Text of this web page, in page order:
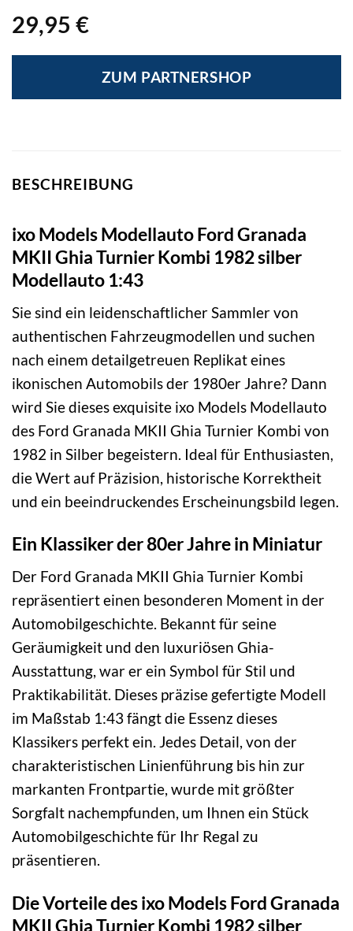
29,95 €
ZUM PARTNERSHOP
BESCHREIBUNG
ixo Models Modellauto Ford Granada
MKII Ghia Turnier Kombi 1982 silber
Modellauto 1:43
Sie sind ein leidenschaftlicher Sammler von
authentischen Fahrzeugmodellen und suchen
nach einem detailgetreuen Replikat eines
ikonischen Automobils der 1980er Jahre? Dann
wird Sie dieses exquisite ixo Models Modellauto
des Ford Granada MKII Ghia Turnier Kombi von
1982 in Silber begeistern. Ideal für Enthusiasten,
die Wert auf Präzision, historische Korrektheit
und ein beeindruckendes Erscheinungsbild legen.
Ein Klassiker der 80er Jahre in Miniatur
Der Ford Granada MKII Ghia Turnier Kombi
repräsentiert einen besonderen Moment in der
Automobilgeschichte. Bekannt für seine
Geräumigkeit und den luxuriösen Ghia-
Ausstattung, war er ein Symbol für Stil und
Praktikabilität. Dieses präzise gefertigte Modell
im Maßstab 1:43 fängt die Essenz dieses
Klassikers perfekt ein. Jedes Detail, von der
charakteristischen Linienführung bis hin zur
markanten Frontpartie, wurde mit größter
Sorgfalt nachempfunden, um Ihnen ein Stück
Automobilgeschichte für Ihr Regal zu
präsentieren.
Die Vorteile des ixo Models Ford Granada
MKII Ghia Turnier Kombi 1982 silber